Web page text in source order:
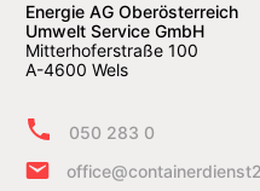
Energie AG Oberösterreich
Umwelt Service GmbH
Mitterhoferstraße 100
A-4600 Wels
050 283 0